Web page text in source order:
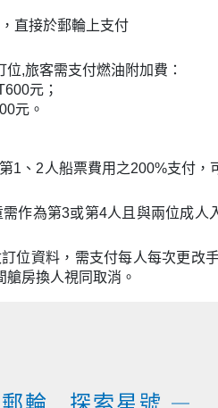
直接於郵輪上支付
,旅客需支付燃油附加費：
元；
元。
1、2人船票費用之200%支付，
作為第3或第4人且與兩位成人
位資料，需支付每人每次更改
房換人視同取消。